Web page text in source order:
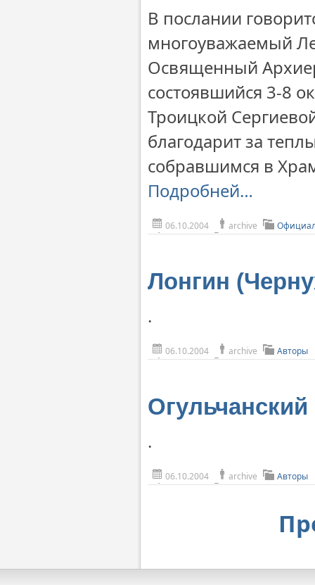
В послании
многоуважаемый
Освященный
состоявшийся 3-8
Троицкой
благодарит за
собравшимся в
Подробней…
06.10.2004 archive
Лонгин
.
06.10.2004 archive Авторы
.
06.10.2004 archive Авторы